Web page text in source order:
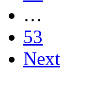
…
53
Next